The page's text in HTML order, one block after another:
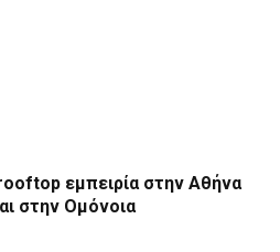
εμπειρία στην Αθήνα
στην Ομόνοια